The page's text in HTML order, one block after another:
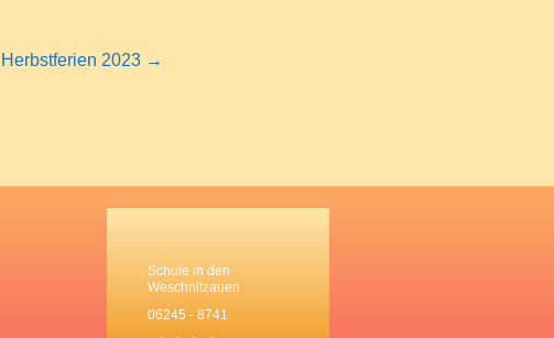
2023 →
Schule in den
Weschnitzauen
06245 - 8741